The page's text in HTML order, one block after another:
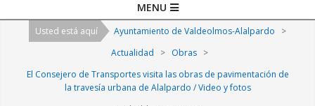
Navigation
MENU
Usted está aquí Ayuntamiento de Valdeolmos-Alalpardo
>
Actualidad
> Obras >
El Consejero de Transportes visita las obras de pavimentación de
la travesía urbana de Alalpardo / Video y fotos